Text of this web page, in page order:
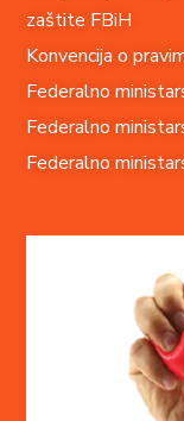
zaštite FBiH
Konvencija o
Federalno
Federalno
Federalno